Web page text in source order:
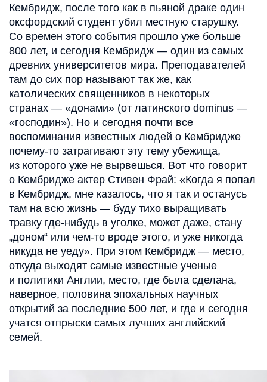
Кембридж, после того как в пьяной драке один
оксфордский студент убил местную старушку.
Со времен этого события прошло уже больше
800 лет, и сегодня Кембридж — один из самых
древних университетов мира. Преподавателей
там до сих пор называют так же, как
католических священников в некоторых
странах — «донами» (от латинского dominus —
«господин»). Но и сегодня почти все
воспоминания известных людей о Кембридже
почему-то затрагивают эту тему убежища,
из которого уже не вырвешься. Вот что говорит
о Кембридже актер Стивен Фрай: «Когда я попал
в Кембридж, мне казалось, что я так и останусь
там на всю жизнь — буду тихо выращивать
травку где-нибудь в уголке, может даже, стану
„доном“ или чем-то вроде этого, и уже никогда
никуда не уеду». При этом Кембридж — место,
откуда выходят самые известные ученые
и политики Англии, место, где была сделана,
наверное, половина эпохальных научных
открытий за последние 500 лет, и где и сегодня
учатся отпрыски самых лучших английский
семей.